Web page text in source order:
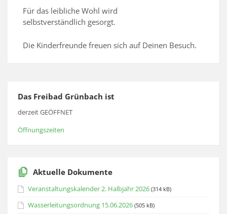
Für das leibliche Wohl wird
selbstverständlich gesorgt.
Die Kinderfreunde freuen sich auf Deinen Besuch.
Das Freibad Grünbach ist
derzeit GEÖFFNET
Öffnungszeiten
Aktuelle Dokumente
Veranstaltungskalender 2. Halbjahr 2026 (314 kB)
Wasserleitungsordnung 15.06.2026 (505 kB)